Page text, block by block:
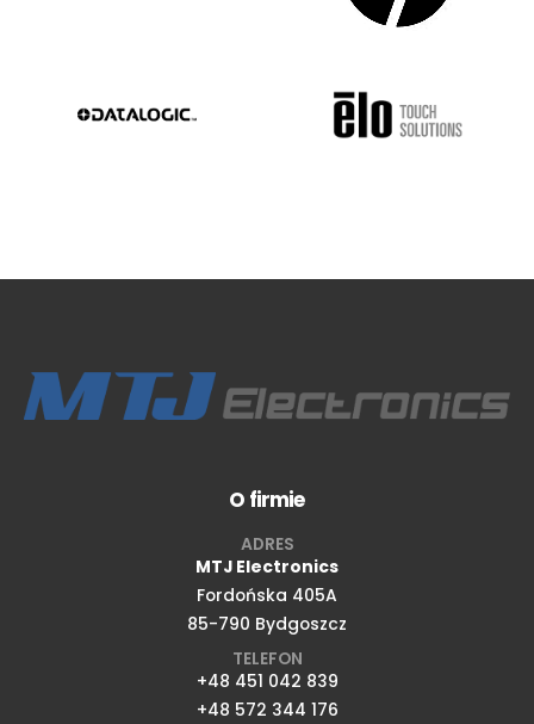
O firmie
ADRES
MTJ Electronics
Fordońska 405A
85-790 Bydgoszcz
TELEFON
+48 451 042 839
+48 572 344 176